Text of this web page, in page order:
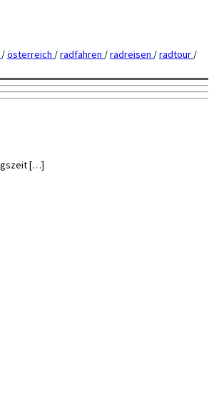
[…]
/österreich /radfahren /radreisen /radtour /